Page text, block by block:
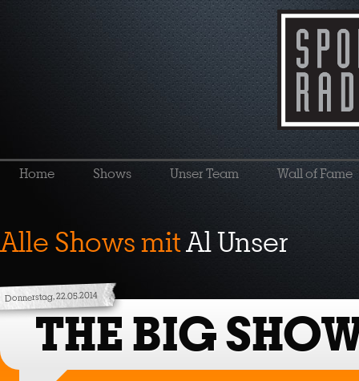
Home Shows Unser Team Wall of Fame
Alle Shows mitAl Unser
Donnerstag, 22.05.2014
THE BIG